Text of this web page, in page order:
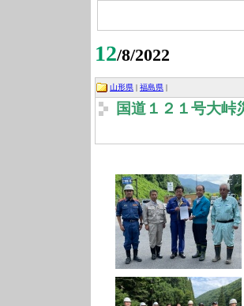
12/8/2022
山形県 | 福島県 |
国道１２１号大峠